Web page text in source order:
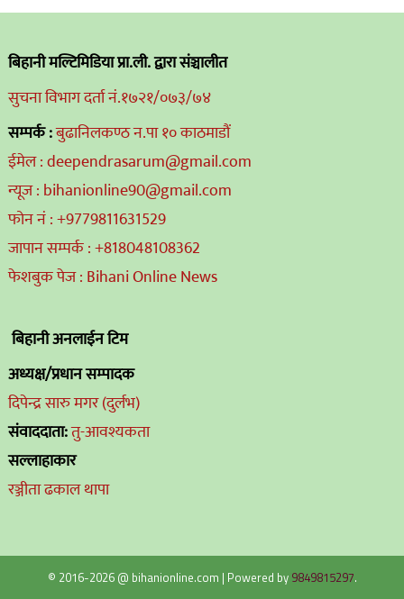
बिहानी मल्टिमिडिया प्रा.ली. द्वारा संञ्चालीत
सुचना विभाग दर्ता नं.१७२१/०७३/७४
सम्पर्क :बुढानिलकण्ठ न.पा १० काठमाडौं
ईमेल : deependrasarum@gmail.com
न्यूज : bihanionline90@gmail.com
फोन नं : +9779811631529
जापान सम्पर्क : +818048108362
फेशबुक पेज : Bihani Online News
बिहानी अनलाईन टिम
अध्यक्ष/प्रधान सम्पादक
दिपेन्द्र सारु मगर (दुर्लभ)
संवाददाता:तु-आवश्यकता
सल्लाहाकार
रञ्जीता ढकाल थापा
© 2016-2026 @ bihanionline.com | Powered by 9849815297.